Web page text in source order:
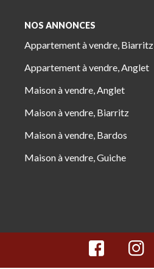
NOS ANNONCES
Appartement à vendre, Biarritz
Appartement à vendre, Anglet
Maison à vendre, Anglet
Maison à vendre, Biarritz
Maison à vendre, Bardos
Maison à vendre, Guiche